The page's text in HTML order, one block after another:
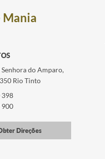
Mania
Senhora do Amparo,
Rio Tinto
398
900
Direções